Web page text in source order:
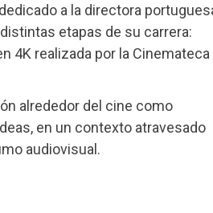
a la directora
etapas de su carrera:
4K realizada por la Cinemateca
alrededor del cine como
en un contexto atravesado
audiovisual.